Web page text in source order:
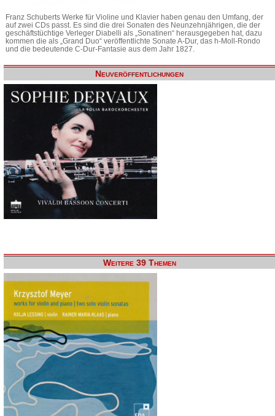
Franz Schuberts Werke für Violine und Klavier haben genau den Umfang, der
auf zwei CDs passt. Es sind die drei Sonaten des Neunzehnjährigen, die der
geschäftstüchtige Verleger Diabelli als „Sonatinen“ herausgegeben hat, dazu
kommen die als „Grand Duo“ veröffentlichte Sonate A-Dur, das h-Moll-Rondo
und die bedeutende C-Dur-Fantasie aus dem Jahr 1827.
Neuveröffentlichungen
Weitere 39 Themen